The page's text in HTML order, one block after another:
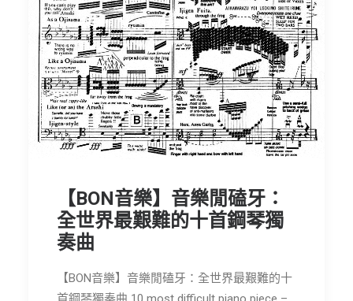
【BON音樂】音樂閒磕牙：
全世界最艱難的十首鋼琴獨
奏曲
【BON音樂】音樂閒磕牙：全世界最艱難的十